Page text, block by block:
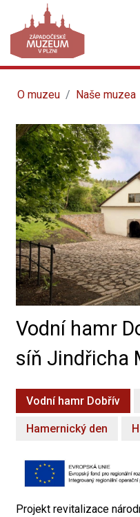
O muzeu Naše muzea
Vodní hamr
síň Jindřicha
Vodní hamr Dobřív
Hamernický den
Projekt revitalizace